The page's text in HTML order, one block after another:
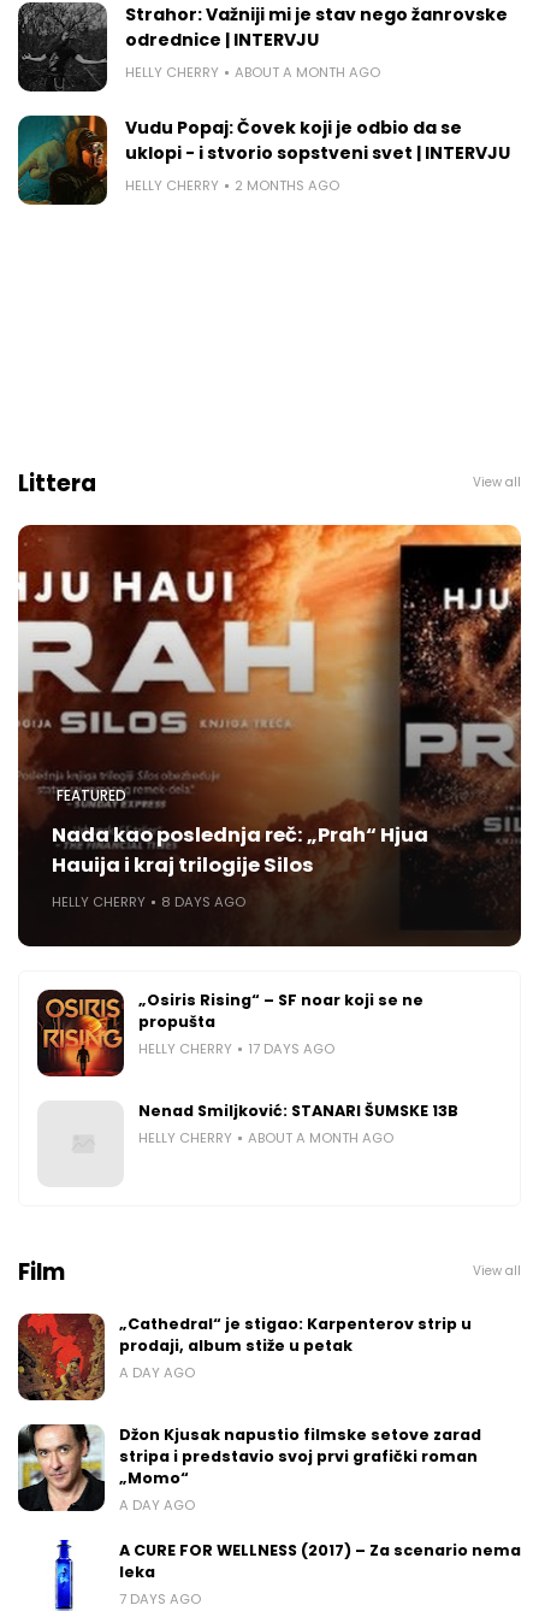
Strahor: Važniji mi je stav nego žanrovske
odrednice | INTERVJU
HELLY CHERRY ABOUT A MONTH AGO
Vudu Popaj: Čovek koji je odbio da se
uklopi - i stvorio sopstveni svet | INTERVJU
HELLY CHERRY 2 MONTHS AGO
Littera View all
FEATURED
Nada kao poslednja reč: „Prah“ Hjua
Hauija i kraj trilogije Silos
HELLY CHERRY 8 DAYS AGO
„Osiris Rising“ – SF noar koji se ne
propušta
HELLY CHERRY 17 DAYS AGO
Nenad Smiljković: STANARI ŠUMSKE 13B
HELLY CHERRY ABOUT A MONTH AGO
Film View all
„Cathedral“ je stigao: Karpenterov strip u
prodaji, album stiže u petak
A DAY AGO
Džon Kjusak napustio filmske setove zarad
stripa i predstavio svoj prvi grafički roman
„Momo“
A DAY AGO
A CURE FOR WELLNESS (2017) – Za scenario nema
leka
7 DAYS AGO